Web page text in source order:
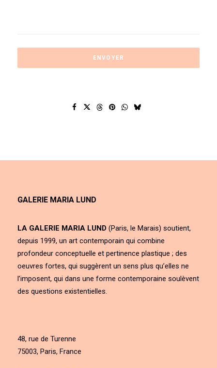
GALERIE MARIA LUND
LA GALERIE MARIA LUND (Paris, le Marais) soutient,
depuis 1999, un art contemporain qui combine
profondeur conceptuelle et pertinence plastique ; des
oeuvres fortes, qui suggèrent un sens plus qu’elles ne
l’imposent, qui dans une forme contemporaine soulèvent
des questions existentielles.
48, rue de Turenne
75003, Paris, France